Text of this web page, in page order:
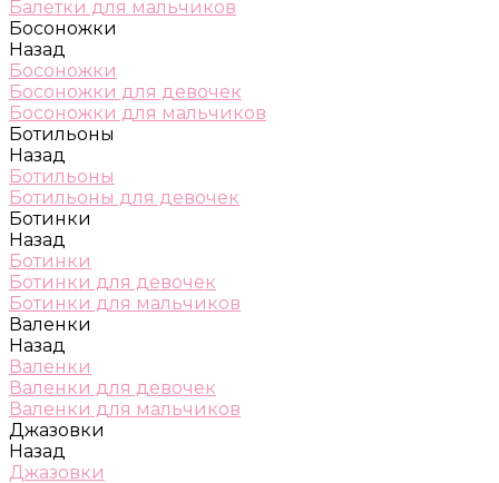
Балетки для мальчиков
Босоножки
Назад
Босоножки
Босоножки для девочек
Босоножки для мальчиков
Ботильоны
Назад
Ботильоны
Ботильоны для девочек
Ботинки
Назад
Ботинки
Ботинки для девочек
Ботинки для мальчиков
Валенки
Назад
Валенки
Валенки для девочек
Валенки для мальчиков
Джазовки
Назад
Джазовки